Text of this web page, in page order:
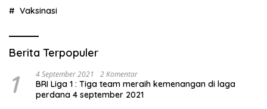
Vaksinasi
Berita Terpopuler
1 4 September 2021 2 Komentar
BRI Liga 1 : Tiga team meraih kemenangan di laga
perdana 4 september 2021